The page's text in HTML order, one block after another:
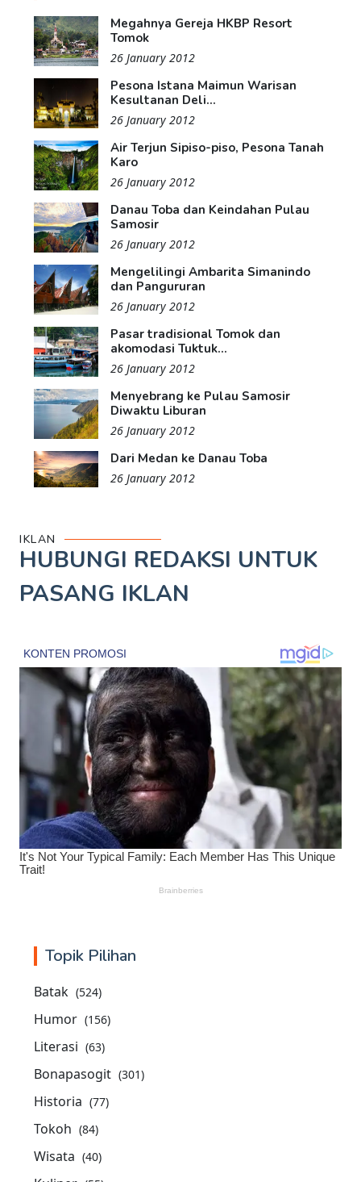
Megahnya Gereja HKBP Resort
Tomok
26 January 2012
Pesona Istana Maimun Warisan
Kesultanan Deli...
26 January 2012
Air Terjun Sipiso-piso, Pesona Tanah
Karo
26 January 2012
Danau Toba dan Keindahan Pulau
Samosir
26 January 2012
Mengelilingi Ambarita Simanindo
dan Pangururan
26 January 2012
Pasar tradisional Tomok dan
akomodasi Tuktuk...
26 January 2012
Menyebrang ke Pulau Samosir
Diwaktu Liburan
26 January 2012
Dari Medan ke Danau Toba
26 January 2012
IKLAN
HUBUNGI REDAKSI UNTUK
PASANG IKLAN
Topik Pilihan
Batak (524)
Humor (156)
Literasi (63)
Bonapasogit (301)
Historia (77)
Tokoh (84)
Wisata (40)